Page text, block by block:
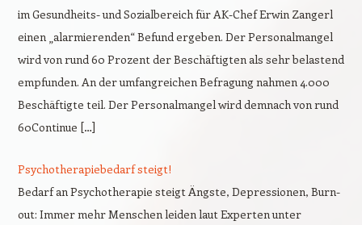
im Gesundheits- und Sozialbereich für AK-Chef Erwin Zangerl
einen „alarmierenden“ Befund ergeben. Der Personalmangel
wird von rund 60 Prozent der Beschäftigten als sehr belastend
empfunden. An der umfangreichen Befragung nahmen 4.000
Beschäftigte teil. Der Personalmangel wird demnach von rund
60Continue […]
Psychotherapiebedarf steigt!
Bedarf an Psychotherapie steigt Ängste, Depressionen, Burn-
out: Immer mehr Menschen leiden laut Experten unter